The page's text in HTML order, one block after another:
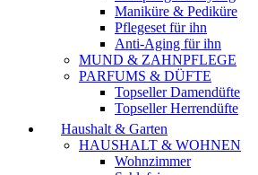
Maniküre & Pediküre
Pflegeset für ihn
Anti-Aging für ihn
MUND & ZAHNPFLEGE
PARFUMS & DÜFTE
Topseller Damendüfte
Topseller Herrendüfte
Haushalt & Garten
HAUSHALT & WOHNEN
Wohnzimmer